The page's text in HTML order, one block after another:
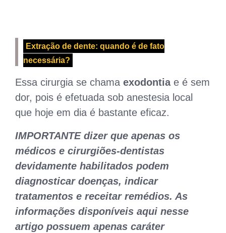
Extração de dente: quando é de fato
necessária?
Essa cirurgia se chama exodontia e é sem
dor, pois é efetuada sob anestesia local
que hoje em dia é bastante eficaz.
IMPORTANTE dizer que apenas os
médicos e cirurgiões-dentistas
devidamente habilitados podem
diagnosticar doenças, indicar
tratamentos e receitar remédios. As
informações disponíveis aqui nesse
artigo possuem apenas caráter